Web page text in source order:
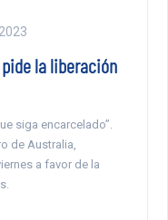
la liberación
siga encarcelado”.
de Australia,
a favor de la